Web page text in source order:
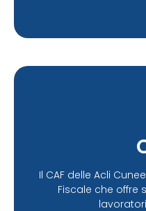
Il CAF delle Acli
Fiscale che offre